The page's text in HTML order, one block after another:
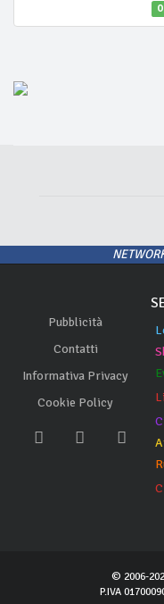
Pubblicità
Contatti
Informativa Privacy
Cookie Policy
© 2006-
P.IVA